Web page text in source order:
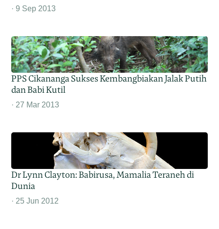
9 Sep 2013
PPS Cikananga Sukses Kembangbiakan Jalak Putih
dan Babi Kutil
27 Mar 2013
Dr Lynn Clayton: Babirusa, Mamalia Teraneh di
Dunia
25 Jun 2012